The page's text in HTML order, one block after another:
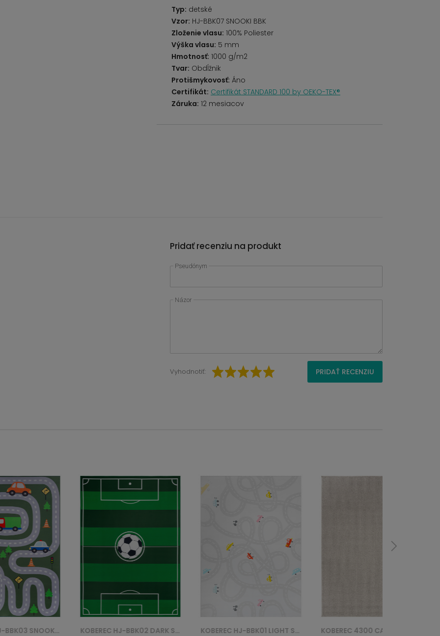
Typ: detské
Vzor: HJ-BBK07 SNOOKI BBK
Zloženie vlasu: 100% Poliester
Výška vlasu: 5 mm
Hmotnosť: 1000 g/m2
Tvar: Obdĺžnik
Protišmykovosť: Áno
Certifikát: Certifikát STANDARD 100 by OEKO-TEX®
Záruka: 12 mesiacov
Pridať recenziu na produkt
Pseudónym
Názor
Vyhodnotiť: PRIDAŤ RECENZIU
KOBEREC HJ-BBK03 SNOOKI BBK - ZIELONY KOBEREC HJ-BBK02 DARK SNOOKI BBK - ZIELONY KOBEREC HJ-BBK01 LIGHT SNOOKI BBK - BEŻOWY